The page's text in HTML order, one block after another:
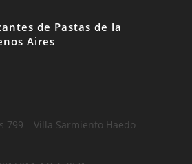
de Pastas de la
Aires
799 – Villa Sarmiento Haedo